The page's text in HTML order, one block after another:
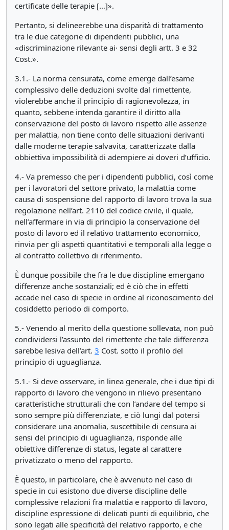
certificate delle terapie […]».
Pertanto, si delineerebbe una disparità di trattamento
tra le due categorie di dipendenti pubblici, una
«discriminazione rilevante ai· sensi degli artt. 3 e 32
Cost.».
3.1.- La norma censurata, come emerge dall’esame
complessivo delle deduzioni svolte dal rimettente,
violerebbe anche il principio di ragionevolezza, in
quanto, sebbene intenda garantire il diritto alla
conservazione del posto di lavoro rispetto alle assenze
per malattia, non tiene conto delle situazioni derivanti
dalle moderne terapie salvavita, caratterizzate dalla
obbiettiva impossibilità di adempiere ai doveri d’ufficio.
4.- Va premesso che per i dipendenti pubblici, così come
per i lavoratori del settore privato, la malattia come
causa di sospensione del rapporto di lavoro trova la sua
regolazione nell’art. 2110 del codice civile, il quale,
nell’affermare in via di principio la conservazione del
posto di lavoro ed il relativo trattamento economico,
rinvia per gli aspetti quantitativi e temporali alla legge o
al contratto collettivo di riferimento.
È dunque possibile che fra le due discipline emergano
differenze anche sostanziali; ed è ciò che in effetti
accade nel caso di specie in ordine al riconoscimento del
cosiddetto periodo di comporto.
5.- Venendo al merito della questione sollevata, non può
condividersi l’assunto del rimettente che tale differenza
sarebbe lesiva dell’art. 3 Cost. sotto il profilo del
principio di uguaglianza.
5.1.- Si deve osservare, in linea generale, che i due tipi di
rapporto di lavoro che vengono in rilievo presentano
caratteristiche strutturali che con l’andare del tempo si
sono sempre più differenziate, e ciò lungi dal potersi
considerare una anomalia, suscettibile di censura ai
sensi del principio di uguaglianza, risponde alle
obiettive differenze di status, legate al carattere
privatizzato o meno del rapporto.
È questo, in particolare, che è avvenuto nel caso di
specie in cui esistono due diverse discipline delle
complessive relazioni fra malattia e rapporto di lavoro,
discipline espressione di delicati punti di equilibrio, che
sono legati alle specificità del relativo rapporto, e che